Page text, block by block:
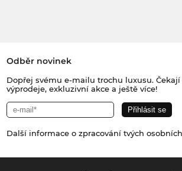
Odběr novinek
Dopřej svému e-mailu trochu luxusu.
výprodeje, exkluzivní akce a ještě více!
Další informace o zpracování tvých